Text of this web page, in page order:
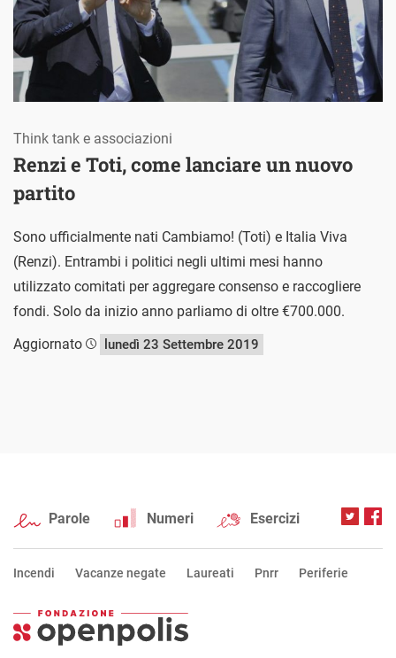
Renzi e Toti, come lanciare un nuovo
partito
Think tank e associazioni
Sono ufficialmente nati Cambiamo! (Toti) e Italia Viva
(Renzi). Entrambi i politici negli ultimi mesi hanno
utilizzato comitati per aggregare consenso e raccogliere
fondi. Solo da inizio anno parliamo di oltre €700.000.
Aggiornato
lunedì 23 Settembre 2019
Parole Numeri Esercizi
Incendi Vacanze negate Laureati Pnrr Periferie